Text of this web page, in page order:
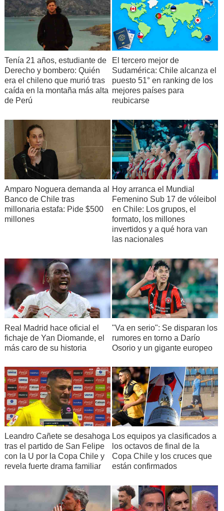
Tenía 21 años, estudiante de
Derecho y bombero: Quién
era el chileno que murió tras
caída en la montaña más alta
de Perú
El tercero mejor de
Sudamérica: Chile alcanza el
puesto 51° en ranking de los
mejores países para
reubicarse
Amparo Noguera demanda al
Banco de Chile tras
millonaria estafa: Pide $500
millones
Hoy arranca el Mundial
Femenino Sub 17 de vóleibol
en Chile: Los grupos, el
formato, los millones
invertidos y a qué hora van
las nacionales
Real Madrid hace oficial el
fichaje de Yan Diomande, el
más caro de su historia
"Va en serio": Se disparan los
rumores en torno a Darío
Osorio y un gigante europeo
Leandro Cañete se desahoga
tras el partido de San Felipe
con la U por la Copa Chile y
revela fuerte drama familiar
Los equipos ya clasificados a
los octavos de final de la
Copa Chile y los cruces que
están confirmados